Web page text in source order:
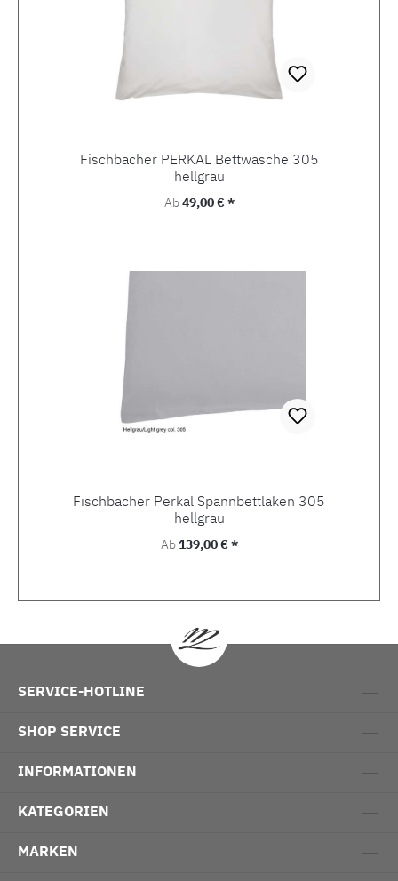
Fischbacher PERKAL Bettwäsche 305
hellgrau
Regulärer Preis:
Ab49,00 € *
Fischbacher Perkal Spannbettlaken 305
hellgrau
Regulärer Preis:
Ab139,00 € *
SERVICE-HOTLINE
SHOP SERVICE
INFORMATIONEN
KATEGORIEN
MARKEN